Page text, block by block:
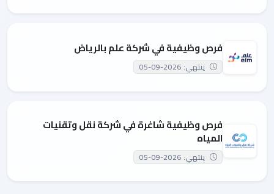
فرص وظيفية في شركة علم بالرياض
ينتهي: 2026-09-05
فرص وظيفية شاغرة في شركة نقل وتقنيات
المياه
ينتهي: 2026-09-05